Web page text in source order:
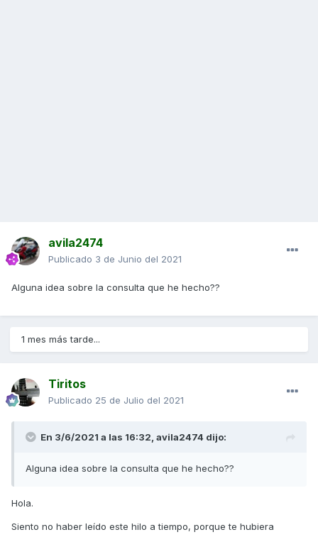
avila2474
Publicado 3 de Junio del 2021
Alguna idea sobre la consulta que he hecho??
1 mes más tarde...
Tiritos
Publicado 25 de Julio del 2021
En 3/6/2021 a las 16:32, avila2474 dijo:
Alguna idea sobre la consulta que he hecho??
Hola.
Siento no haber leído este hilo a tiempo, porque te hubiera